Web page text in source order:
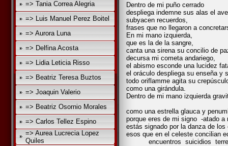
=> Tania Correa Alegria
=> Luis Manuel Perez Boitel
=> Aurora Luna
=> Delfina Acosta
=> Lidia Leticia Risso
=> Beatriz Teresa Buztos
=> Joaquin Valerio
=> Beatriz Osornio Morales
=> Carlos Tellez Espino
=> Aurea Lucrecia Lopez
Quiles
Dentro de mi puño cerrado
despliega indemne sus alas el
subyacen recuerdos,
frases que no llegaron a
En mi mano izquierda,
que es la de la sangre,
canta una sirena su concilio de
decursa mi cometa andariego,
el abismo esconde una lucidez
el oráculo despliega su enseña y
todo oriflamme agita su
como una girándula.
Dentro de mi mano izquierda
como una estrella glauca y
porque eres de mi signo -atado a
estás signado por la danza de los
esos que en el celeste concilian
encuentros suicidios